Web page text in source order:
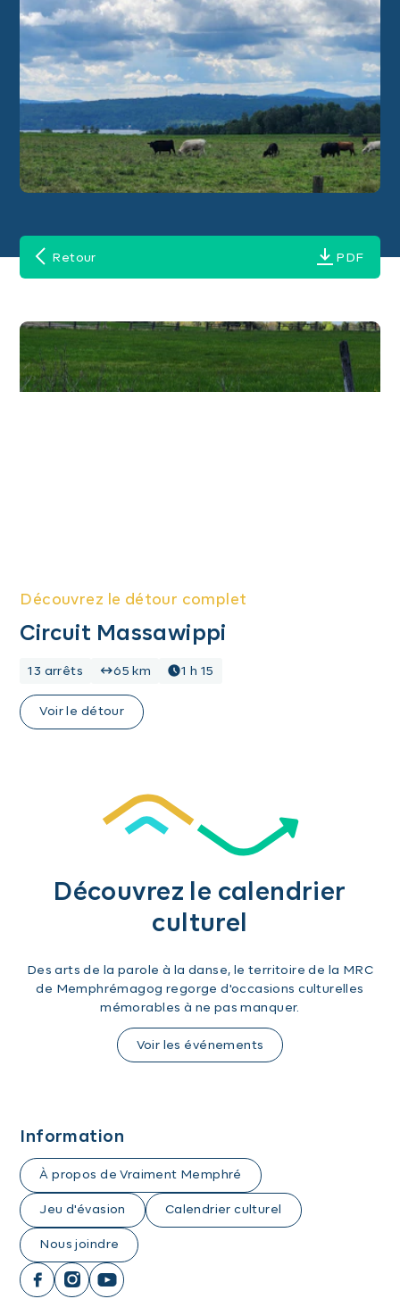
Retour PDF
Découvrez le détour complet
Circuit Massawippi
13 arrêts 65 km 1 h 15
Voir le détour
Découvrez le calendrier
culturel
Des arts de la parole à la danse, le territoire de la MRC
de Memphrémagog regorge d'occasions culturelles
mémorables à ne pas manquer.
Voir les événements
Information
À propos de Vraiment Memphré
Jeu d'évasion Calendrier culturel
Nous joindre